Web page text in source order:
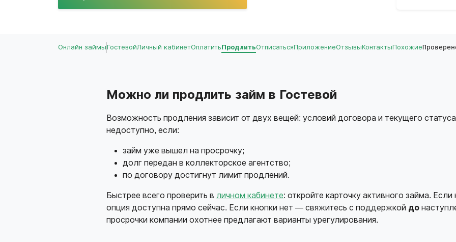
Онлайн займыГостевойЛичный кабинетОплатитьПродлитьОтписатьсяПриложениеОтзывыКонтактыПохожие
Можно ли продлить займ в Гостевой
Возможность продления зависит от двух вещей: условий договора и текущего
недоступно, если:
займ уже вышел на просрочку;
долг передан в коллекторское агентство;
по договору достигнут лимит продлений.
Быстрее всего проверить в личном кабинете: откройте карточку активного займа.
опция доступна прямо сейчас. Если кнопки нет — свяжитесь с поддержкой до
просрочки компании охотнее предлагают варианты урегулирования.